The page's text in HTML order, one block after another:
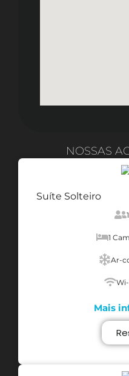
NOSSAS
Suíte Solteiro
1
Ar-
Mais